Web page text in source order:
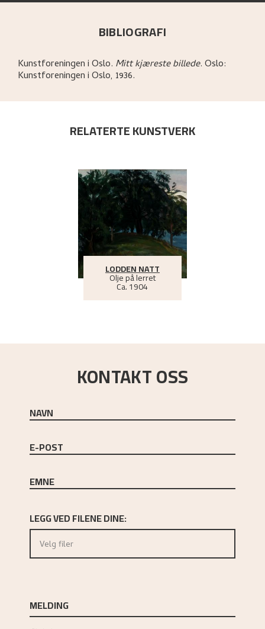
BIBLIOGRAFI
Kunstforeningen i Oslo. Mitt kjæreste billede.Oslo:
Kunstforeningen i Oslo, 1936.
RELATERTE KUNSTVERK
LODDEN NATT
Olje på lerret
Ca.1904
KONTAKT OSS
NAVN
E-
POST
EMNE
LEGG VED FILENE DINE:
Velg filer
MELDING